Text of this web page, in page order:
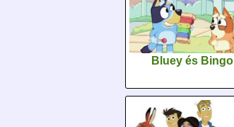
Bluey és Bingo